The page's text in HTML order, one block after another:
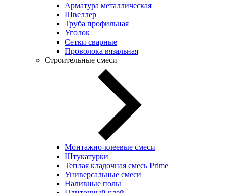
Арматура металлическая
Швеллер
Труба профильная
Уголок
Сетки сварные
Проволока вязальная
Строительные смеси
Монтажно-клеевые смеси
Штукатурки
Теплая кладочная смесь Prime
Универсальные смеси
Наливные полы